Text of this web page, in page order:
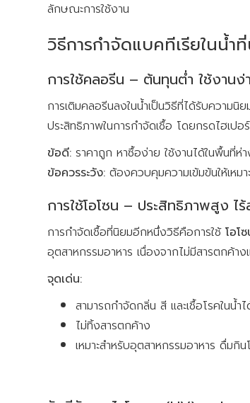
ลักษณะการใช้งาน
วิธีการกำจัดแบคทีเรียในน้ำ
การใช้คลอรีน – ต้นทุนต่ำ ใช้งาน
การเติมคลอรีนลงในน้ำเป็นวิธีที่ได้รับความนิ
ประสิทธิภาพในการกำจัดเชื้อ โดยกรดไฮเป
ข้อดี: ราคาถูก หาซื้อง่าย ใช้งานได้ในพื้นที่ห่
ข้อควรระวัง: ต้องควบคุมความเข้มข้นให้เหม
การใช้โอโซน – ประสิทธิภาพสูง ไ
การกำจัดเชื้อที่นิยมอีกหนึ่งวิธีคือการใช้ โอโ
อุตสาหกรรมอาหาร เนื่องจากไม่มีสารตกค้า
จุดเด่น:
สามารถกำจัดกลิ่น สี และเชื้อโรคในน้ำ
ไม่ทิ้งสารตกค้าง
เหมาะสำหรับอุตสาหกรรมอาหาร ดื่ม